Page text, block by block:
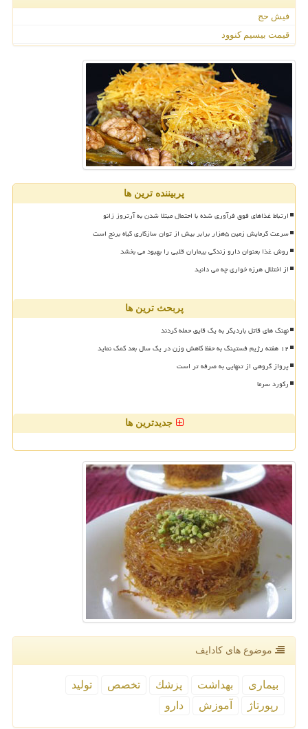
فیش حج
قیمت بیسیم کنوود
پربیننده ترین ها
ارتباط غذاهای فوق فرآوری شده با احتمال مبتلا شدن به آرتروز زانو
سرعت گرمایش زمین ۵هزار برابر بیش از توان سازگاری گیاه برنج است
روش غذا بعنوان دارو زندگی بیماران قلبی را بهبود می بخشد
از اختلال هرزه خواری چه می دانید
پربحث ترین ها
نهنگ های قاتل باردیگر به یک قایق حمله کردند
۱۲ هفته رژیم فستینگ به حفظ کاهش وزن در یک سال بعد کمک نماید
پرواز گروهی از تنهایی به صرفه تر است
رکورد سرما
جدیدترین ها
موضوع های كادایف
بیماری بهداشت پزشك تخصص
تولید
رپورتاژ
آموزش دارو